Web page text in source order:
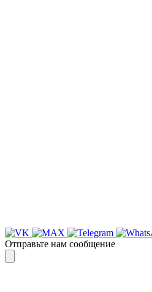
Отправьте нам сообщение